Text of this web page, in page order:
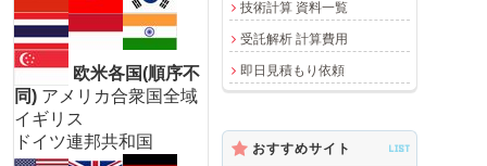
技術計算 資料一覧
受託解析 計算費用
即日見積もり依頼
欧米各国(順序不
同) アメリカ合衆国全域
イギリス
ドイツ連邦共和国
おすすめサイト LIST